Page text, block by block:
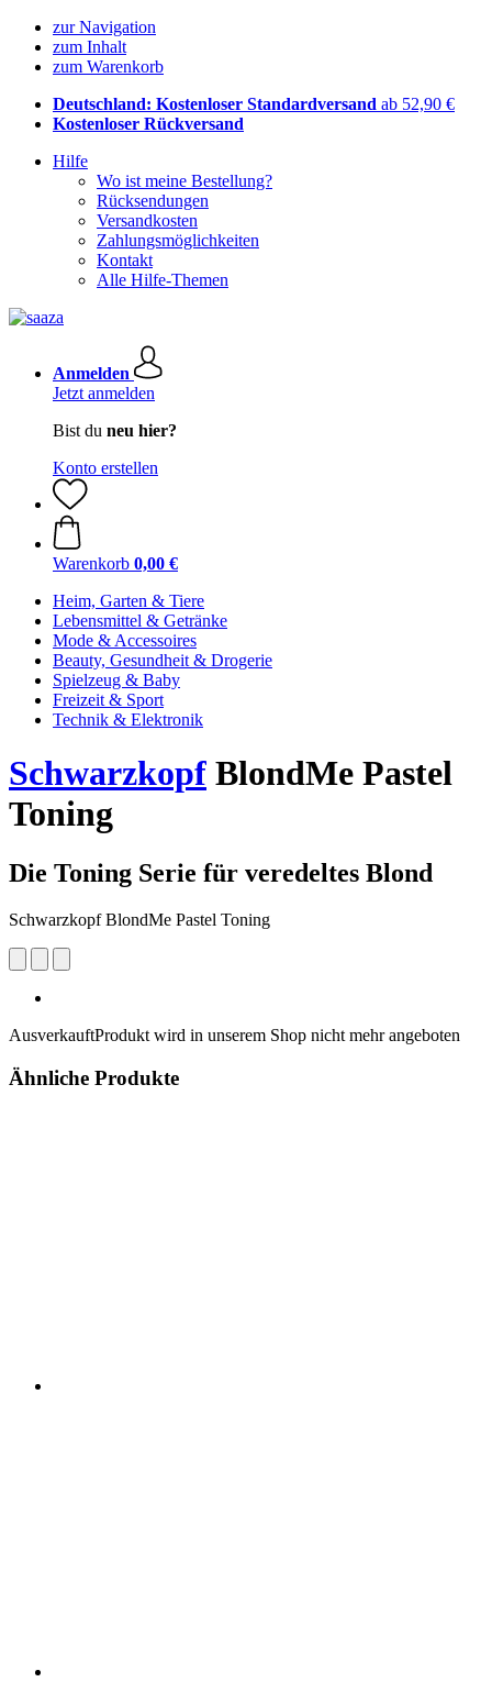
zur Navigation
zum Inhalt
zum Warenkorb
Deutschland: Kostenloser Standardversand ab 52,90 €
Kostenloser Rückversand
Hilfe
Wo ist meine Bestellung?
Rücksendungen
Versandkosten
Zahlungsmöglichkeiten
Kontakt
Alle Hilfe-Themen
Anmelden
Jetzt anmelden
Bist du neu hier?
Konto erstellen
Warenkorb 0,00 €
Heim, Garten & Tiere
Lebensmittel & Getränke
Mode & Accessoires
Beauty, Gesundheit & Drogerie
Spielzeug & Baby
Freizeit & Sport
Technik & Elektronik
Schwarzkopf BlondMe Pastel
Toning
Die Toning Serie für veredeltes Blond
Schwarzkopf BlondMe Pastel Toning
AusverkauftProdukt wird in unserem Shop nicht mehr angeboten
Ähnliche Produkte